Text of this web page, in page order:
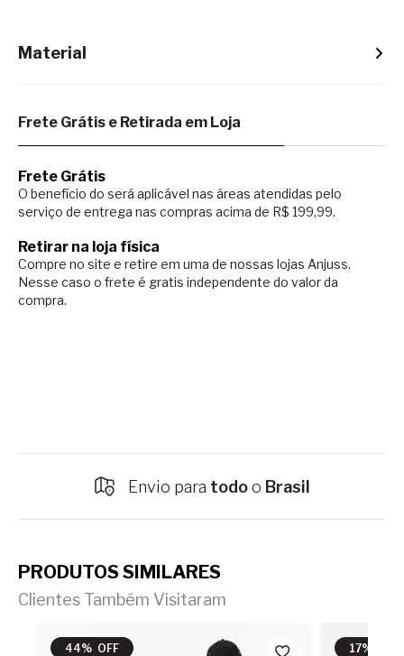
Material
Frete Grátis e Retirada em Loja
Frete Grátis
O benefício do será aplicável nas áreas atendidas pelo
serviço de entrega nas compras acima de R$ 199,99.
Retirar na loja física
Compre no site e retire em uma de nossas lojas Anjuss.
Nesse caso o frete é gratis independente do valor da
compra.
Envio para todoo Brasil
PRODUTOS SIMILARES
Clientes Também Visitaram
44% OFF 17% OFF